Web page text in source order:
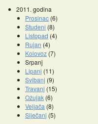
2011. godina
Prosinac (6)
Studeni (8)
Listopad (4)
Rujan (4)
Kolovoz (7)
Srpanj
Lipanj (11)
Svibanj (9)
Travanj (15)
Ožujak (6)
Veljača (8)
Siječanj (5)